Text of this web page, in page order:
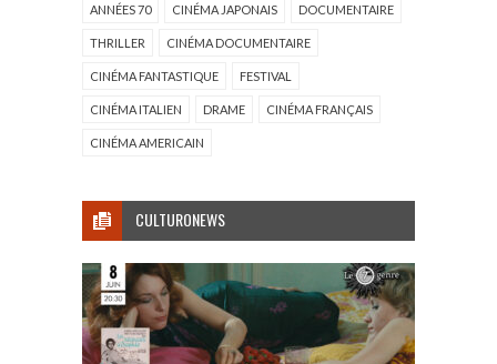
ANNÉES 70 CINÉMA JAPONAIS DOCUMENTAIRE
THRILLER CINÉMA DOCUMENTAIRE
CINÉMA FANTASTIQUE FESTIVAL
CINÉMA ITALIEN DRAME CINÉMA FRANÇAIS
CINÉMA AMERICAIN
CULTURONEWS